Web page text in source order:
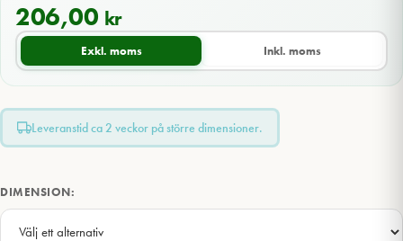
206,00 kr
Exkl. moms Inkl. moms
Leveranstid ca 2 veckor på större dimensioner.
DIMENSION: